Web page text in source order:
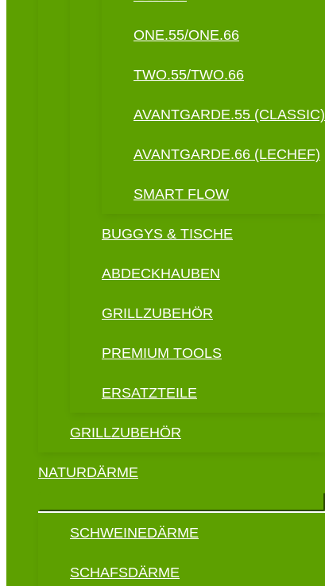
ONE.55/ONE.66
TWO.55/TWO.66
AVANTGARDE.55 (CLASSIC)
AVANTGARDE.66 (LECHEF)
SMART FLOW
BUGGYS & TISCHE
ABDECKHAUBEN
GRILLZUBEHÖR
PREMIUM TOOLS
ERSATZTEILE
GRILLZUBEHÖR
NATURDÄRME
SCHWEINEDÄRME
SCHAFSDÄRME